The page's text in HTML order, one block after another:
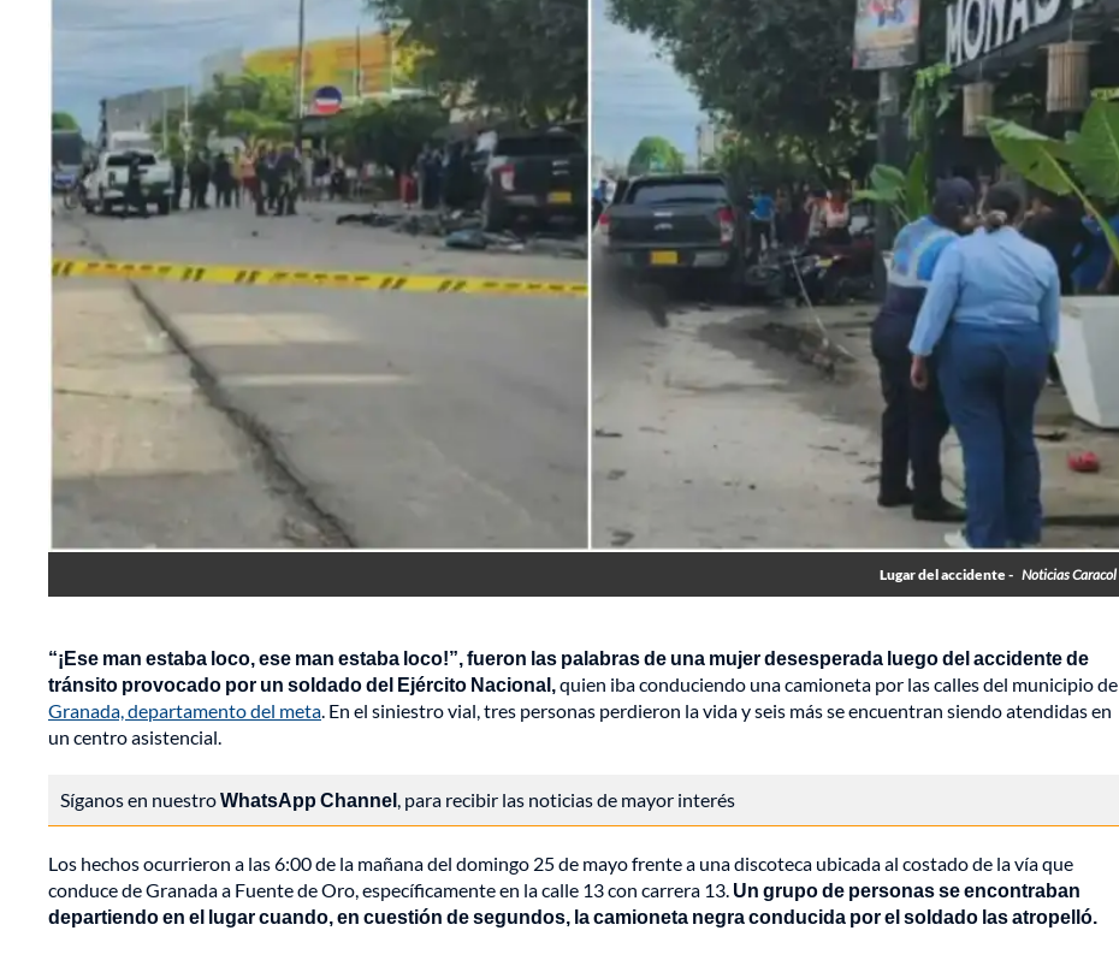
Lugar del accidente - Noticias Caracol
“¡Ese man estaba loco, ese man estaba loco!”, fueron las palabras de una mujer desesperada luego del accidente de
tránsito provocado por un soldado del Ejército Nacional,quien iba conduciendo una camioneta por las calles del municipio de
Granada, departamento del meta. En el siniestro vial, tres personas perdieron la vida y seis más se encuentran siendo atendidas en
un centro asistencial.
Síganos en nuestroWhatsApp Channel, para recibir las noticias de mayor interés
Los hechos ocurrieron a las 6:00 de la mañana del domingo 25 de mayo frente a una discoteca ubicada al costado de la vía que
conduce de Granada a Fuente de Oro, específicamente en la calle 13 con carrera 13. Un grupo de personas se encontraban
departiendo en el lugar cuando, en cuestión de segundos, la camioneta negra conducida por el soldado las atropelló.